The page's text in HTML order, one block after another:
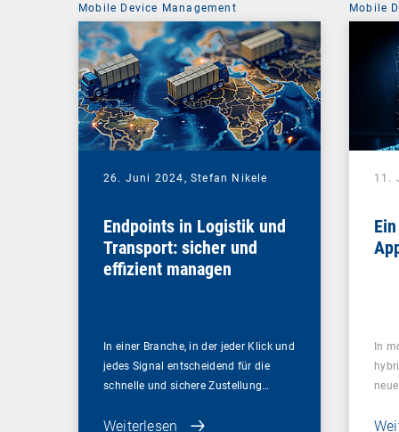
Mobile Device Management
26. Juni 2024, Stefan Nikele
Endpoints in Logistik und
Transport: sicher und
effizient managen
In einer Branche, in der jeder Klick und
jedes Signal entscheidend für die
schnelle und sichere Zustellung…
Weiterlesen
Mobile
11.
In